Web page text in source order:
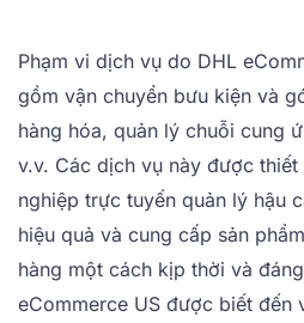
Phạm vi dịch vụ do DHL
gồm vận chuyển bưu kiện và
hàng hóa, quản lý chuỗi cung
v.v. Các dịch vụ này được
nghiệp trực tuyến quản lý hậu
hiệu quả và cung cấp sản
hàng một cách kịp thời và
eCommerce US được biết đến